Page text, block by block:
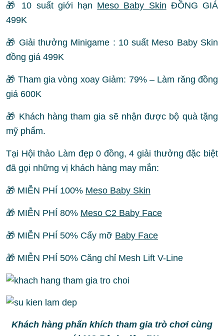
🎁 10 suất giới hạn Meso Baby Skin ĐỒNG GIÁ
499K
🎁 Giải thưởng Minigame : 10 suất Meso Baby Skin
đồng giá 499K
🎁 Tham gia vòng xoay Giảm: 79% – Làm răng đồng
giá 600K
🎁 Khách hàng tham gia sẽ nhận được bộ quà tặng
mỹ phẩm.
Tại Hội thảo Làm đẹp 0 đồng, 4 giải thưởng đặc biệt
đã gọi những vị khách hàng may mắn:
🎁 MIỄN PHÍ 100% Meso Baby Skin
🎁 MIỄN PHÍ 80% Meso C2 Baby Face
🎁 MIỄN PHÍ 50% Cấy mỡ Baby Face
🎁 MIỄN PHÍ 50% Căng chỉ Mesh Lift V-Line
Khách hàng phấn khích tham gia trò chơi cùng